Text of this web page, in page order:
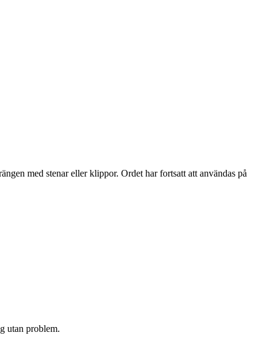
med stenar eller klippor. Ordet har fortsatt att användas på
utan problem.